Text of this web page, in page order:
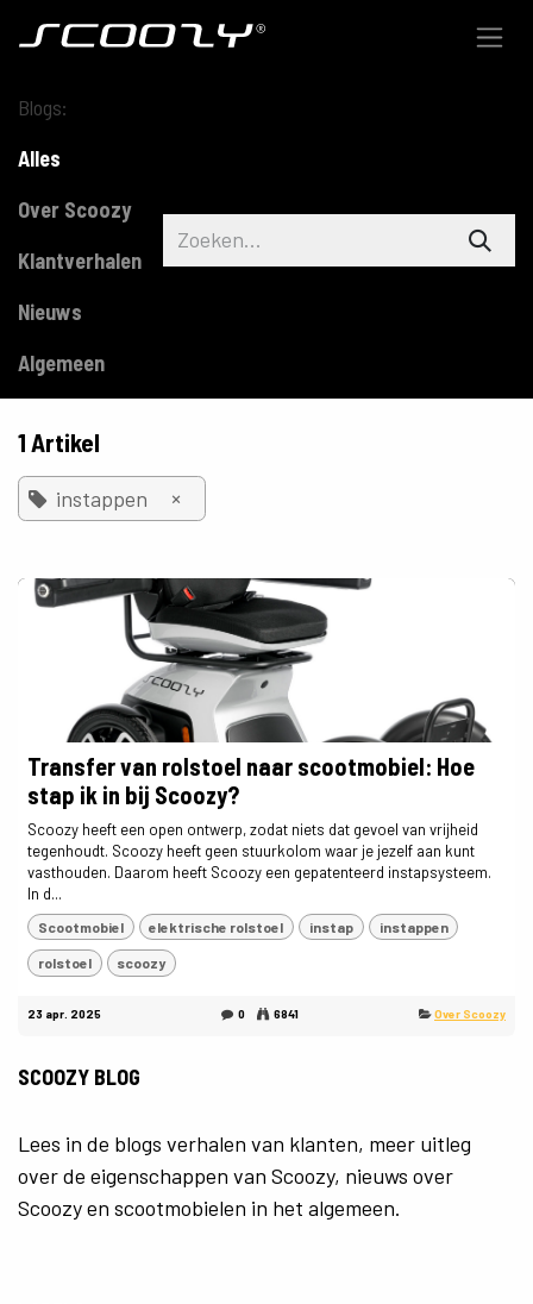
Blogs:
Alles
Over Scoozy
Klantverhalen
Nieuws
Algemeen
1 Artikel
instappen ×
Transfer van rolstoel naar scootmobiel: Hoe
stap ik in bij Scoozy?
Scoozy heeft een open ontwerp, zodat niets dat gevoel van vrijheid
tegenhoudt. Scoozy heeft geen stuurkolom waar je jezelf aan kunt
vasthouden. Daarom heeft Scoozy een gepatenteerd instapsysteem.
In d...
Scootmobiel elektrische rolstoel instap instappen
rolstoel scoozy
23 apr. 2025 0 6841 Over Scoozy
SCOOZY BLOG
Lees in de blogs verhalen van klanten, meer uitleg
over de eigenschappen van Scoozy, nieuws over
Scoozy en scootmobielen in het algemeen.